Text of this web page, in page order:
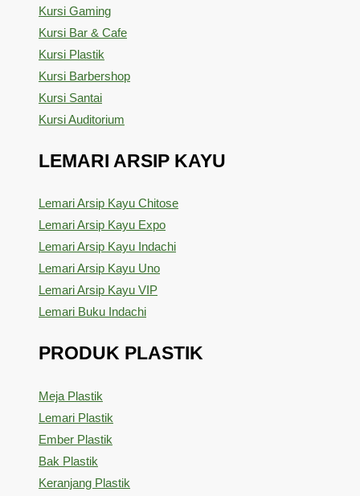
Kursi Gaming
Kursi Bar & Cafe
Kursi Plastik
Kursi Barbershop
Kursi Santai
Kursi Auditorium
LEMARI ARSIP KAYU
Lemari Arsip Kayu Chitose
Lemari Arsip Kayu Expo
Lemari Arsip Kayu Indachi
Lemari Arsip Kayu Uno
Lemari Arsip Kayu VIP
Lemari Buku Indachi
PRODUK PLASTIK
Meja Plastik
Lemari Plastik
Ember Plastik
Bak Plastik
Keranjang Plastik